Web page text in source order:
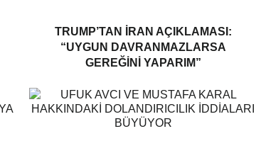
TRUMP’TAN İRAN AÇIKLAMASI:
“UYGUN DAVRANMAZLARSA
GEREĞINI YAPARIM”